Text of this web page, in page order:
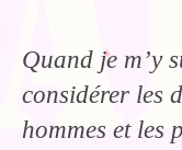
Quand je m’y
considérer les
hommes et les